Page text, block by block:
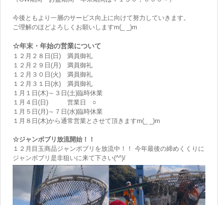
今後ともより一層のサービス向上に向けて努力していきます。
ご理解のほどよろしくお願いしますm(_ _)m
☆年末・年始の営業について
１２月２８日(日) 満員御礼
１２月２９日(月) 満員御礼
１２月３０日(火) 満員御礼
１２月３１日(水) 満員御礼
１月１日(木)～３日(土)臨時休業
１月４日(日) 営業日 ○
１月５日(月)～７日(水)臨時休業
１月８日(木)から通常営業とさせて頂きますm(_ _)m
☆ジャンボブリ放流開始！！
１２月目玉商品ジャンボブリを放流中！！ 今年最後の締めくくりに
ジャンボブリ是非狙いに来て下さい(^^)/